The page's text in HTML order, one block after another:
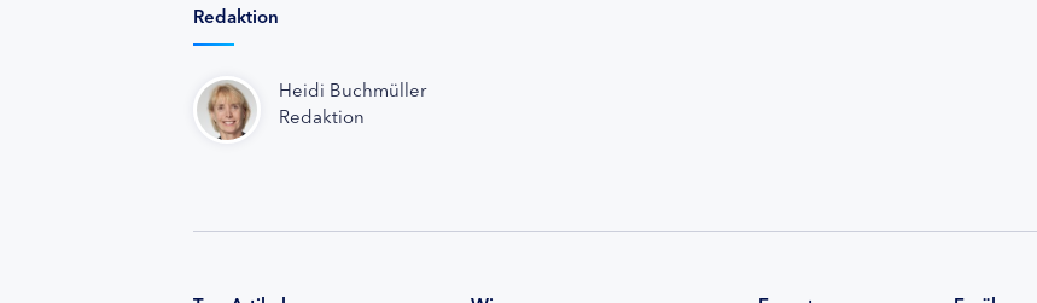
Redaktion
Heidi Buchmüller
Redaktion